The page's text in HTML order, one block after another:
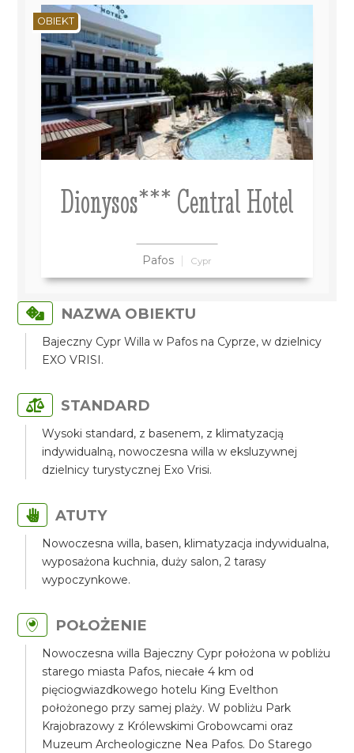
Dionysos*** Central Hotel
Pafos Cypr
OBIEKT
NAZWA OBIEKTU
Bajeczny Cypr Willa w Pafos na Cyprze, w dzielnicy
EXO VRISI.
STANDARD
Wysoki standard, z basenem, z klimatyzacją
indywidualną, nowoczesna willa w eksluzywnej
dzielnicy turystycznej Exo Vrisi.
ATUTY
Nowoczesna willa, basen, klimatyzacja indywidualna,
wyposażona kuchnia, duży salon, 2 tarasy
wypoczynkowe.
POŁOŻENIE
Nowoczesna willa Bajeczny Cypr położona w pobliżu
starego miasta Pafos, niecałe 4 km od
pięciogwiazdkowego hotelu King Evelthon
położonego przy samej plaży. W pobliżu Park
Krajobrazowy z Królewskimi Grobowcami oraz
Muzeum Archeologiczne Nea Pafos. Do Starego